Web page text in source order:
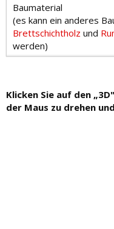
Baumaterial
(es kann ein anderes
Brettschichtholz und
werden)
Klicken Sie auf den
der Maus zu drehen